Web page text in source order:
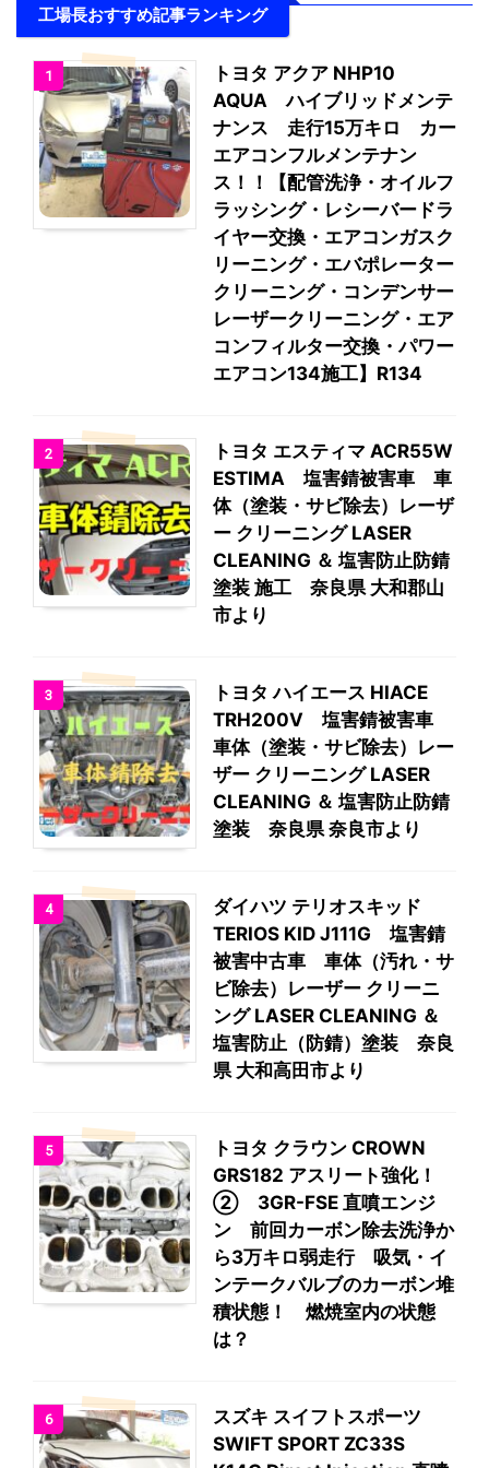
工場長おすすめ記事ランキング
1
トヨタ アクア NHP10
AQUA ハイブリッドメンテ
ナンス 走行15万キロ カー
エアコンフルメンテナン
ス！！【配管洗浄・オイルフ
ラッシング・レシーバードラ
イヤー交換・エアコンガスク
リーニング・エバポレーター
クリーニング・コンデンサー
レーザークリーニング・エア
コンフィルター交換・パワー
エアコン134施工】R134
2
トヨタ エスティマ ACR55W
ESTIMA 塩害錆被害車 車
体（塗装・サビ除去）レーザ
ー クリーニング LASER
CLEANING ＆ 塩害防止防錆
塗装 施工 奈良県 大和郡山
市より
3
トヨタ ハイエース HIACE
TRH200V 塩害錆被害車
車体（塗装・サビ除去）レー
ザー クリーニング LASER
CLEANING ＆ 塩害防止防錆
塗装 奈良県 奈良市より
4
ダイハツ テリオスキッド
TERIOS KID J111G 塩害錆
被害中古車 車体（汚れ・サ
ビ除去）レーザー クリーニ
ング LASER CLEANING ＆
塩害防止（防錆）塗装 奈良
県 大和高田市より
5
トヨタ クラウン CROWN
GRS182 アスリート強化！
② 3GR-FSE 直噴エンジ
ン 前回カーボン除去洗浄か
ら3万キロ弱走行 吸気・イ
ンテークバルブのカーボン堆
積状態！ 燃焼室内の状態
は？
6
スズキ スイフトスポーツ
SWIFT SPORT ZC33S